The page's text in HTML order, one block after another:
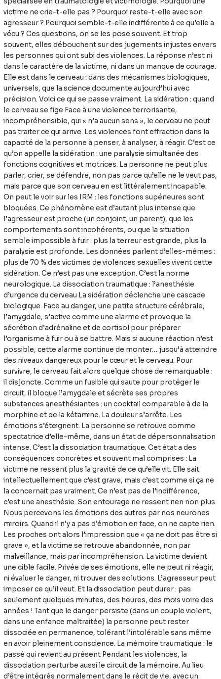
victime ne crie-t-elle pas ? Pourquoi reste-t-elle avec son
agresseur ? Pourquoi semble-t-elle indifférente à ce qu’elle a
vécu ? Ces questions, on se les pose souvent. Et trop
souvent, elles débouchent sur des jugements injustes envers
les personnes qui ont subi des violences. La réponse n’est ni
dans le caractère de la victime, ni dans un manque de courage.
Elle est dans le cerveau : dans des mécanismes biologiques,
universels, que la science documente aujourd’hui avec
précision. Voici ce qui se passe vraiment. La sidération : quand
le cerveau se fige Face à une violence terrorisante,
incompréhensible, qui « n’a aucun sens », le cerveau ne peut
pas traiter ce qui arrive. Les violences font effraction dans la
capacité de la personne à penser, à analyser, à réagir. C’est ce
qu’on appelle la sidération : une paralysie simultanée des
fonctions cognitives et motrices. La personne ne peut plus
parler, crier, se défendre, non pas parce qu’elle ne le veut pas,
mais parce que son cerveau en est littéralement incapable.
On peut le voir sur les IRM : les fonctions supérieures sont
bloquées. Ce phénomène est d’autant plus intense que
l’agresseur est proche (un conjoint, un parent), que les
comportements sont incohérents, ou que la situation
semble impossible à fuir : plus la terreur est grande, plus la
paralysie est profonde. Les données parlent d’elles-mêmes :
plus de 70 % des victimes de violences sexuelles vivent cette
sidération. Ce n’est pas une exception. C’est la norme
neurologique. La dissociation traumatique : l’anesthésie
d’urgence du cerveau La sidération déclenche une cascade
biologique. Face au danger, une petite structure cérébrale,
l’amygdale, s’active comme une alarme et provoque la
sécrétion d’adrénaline et de cortisol pour préparer
l’organisme à fuir ou à se battre. Mais si aucune réaction n’est
possible, cette alarme continue de monter… jusqu’à atteindre
des niveaux dangereux pour le cœur et le cerveau. Pour
survivre, le cerveau fait alors quelque chose de remarquable :
il disjoncte. Comme un fusible qui saute pour protéger le
circuit, il bloque l’amygdale et sécrète ses propres
substances anesthésiantes : un cocktail comparable à de la
morphine et de la kétamine. La douleur s’arrête. Les
émotions s’éteignent. La personne se retrouve comme
spectatrice d’elle-même, dans un état de dépersonnalisation
intense. C’est la dissociation traumatique. Cet état a des
conséquences concrètes et souvent mal comprises : La
victime ne ressent plus la gravité de ce qu’elle vit. Elle sait
intellectuellement que c’est grave, mais c’est comme si ça ne
la concernait pas vraiment. Ce n’est pas de l’indifférence,
c’est une anesthésie. Son entourage ne ressent rien non plus.
Nous percevons les émotions des autres par nos neurones
miroirs. Quand il n’y a pas d’émotion en face, on ne capte rien.
Les proches ont alors l’impression que « ça ne doit pas être si
grave », et la victime se retrouve abandonnée, non par
malveillance, mais par incompréhension. La victime devient
une cible facile. Privée de ses émotions, elle ne peut ni réagir,
ni évaluer le danger, ni trouver des solutions. L’agresseur peut
imposer ce qu’il veut. Et la dissociation peut durer : pas
seulement quelques minutes, des heures, des mois voire des
années ! Tant que le danger persiste (dans un couple violent,
dans une enfance maltraitée) la personne peut rester
dissociée en permanence, tolérant l’intolérable sans même
en avoir pleinement conscience. La mémoire traumatique : le
passé qui revient au présent Pendant les violences, la
dissociation perturbe aussi le circuit de la mémoire. Au lieu
d’être intégrés normalement dans le récit de vie, avec un
de
violence
–
la
science
du
trauma
expliquée